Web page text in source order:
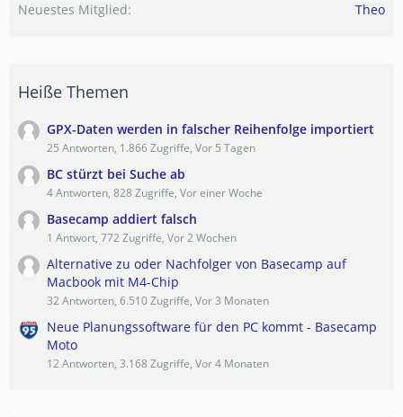
Neuestes Mitglied
Theo
Heiße Themen
GPX-Daten werden in falscher Reihenfolge importiert
25 Antworten, 1.866 Zugriffe, Vor 5 Tagen
BC stürzt bei Suche ab
4 Antworten, 828 Zugriffe, Vor einer Woche
Basecamp addiert falsch
1 Antwort, 772 Zugriffe, Vor 2 Wochen
Alternative zu oder Nachfolger von Basecamp auf
Macbook mit M4-Chip
32 Antworten, 6.510 Zugriffe, Vor 3 Monaten
Neue Planungssoftware für den PC kommt - Basecamp
Moto
12 Antworten, 3.168 Zugriffe, Vor 4 Monaten